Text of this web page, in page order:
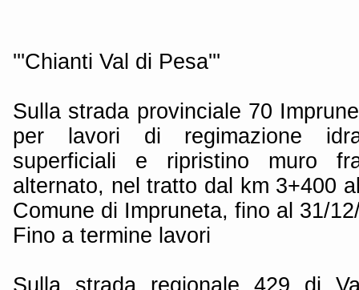
'''Chianti Val di Pesa'''
Sulla strada provinciale 70
per lavori di regimazione
superficiali e ripristino muro
alternato, nel tratto dal km 3+400
Comune di Impruneta, fino al 31/
Fino a termine lavori
Sulla strada regionale 429 di